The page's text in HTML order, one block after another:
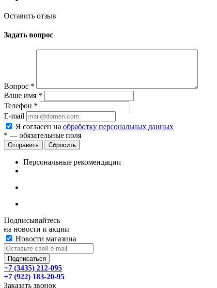
Оставить отзыв
Задать вопрос
Вопрос *
Ваше имя *
Телефон *
E-mail
Я согласен на обработку персональных данных
* — обязательные поля
Сбросить
Персональные рекомендации
Подписывайтесь
на новости и акции
Новости магазина
+7 (3435) 212-095
+7 (922) 183-20-95
Заказать звонок